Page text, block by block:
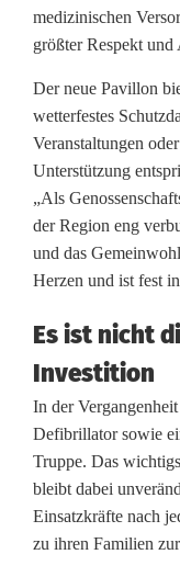
n
k
s
p
e
n
d
t
2
.
0
0
medizinischen
größter Respekt
Der neue Pavillon
wetterfestes
Veranstaltungen
Unterstützung
„Als
der Region eng
und das
Herzen und ist fest
Es ist nicht
Investition
In der
Defibrillator sowie
Truppe. Das
bleibt dabei
Einsatzkräfte nach
zu ihren Familien